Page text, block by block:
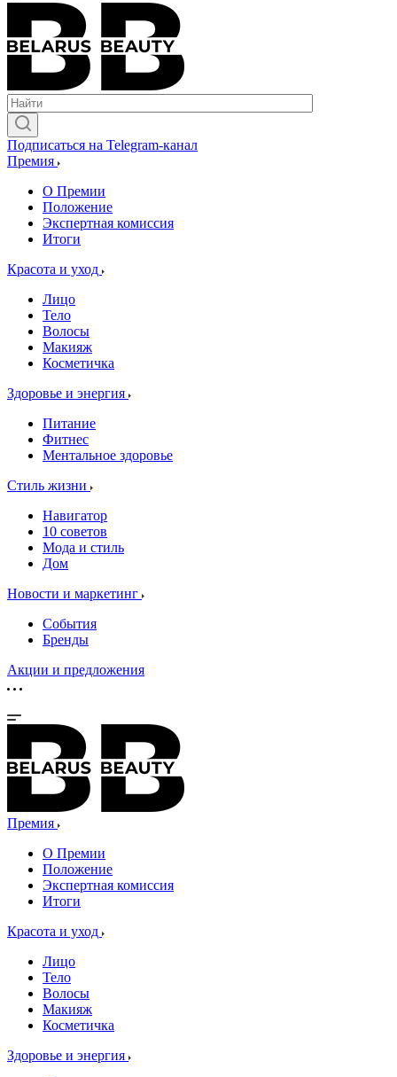
Подписаться на Telegram-канал
Премия
О Премии
Положение
Экспертная комиссия
Итоги
Красота и уход
Лицо
Тело
Волосы
Макияж
Косметичка
Здоровье и энергия
Питание
Фитнес
Ментальное здоровье
Стиль жизни
Навигатор
10 советов
Мода и стиль
Дом
Новости и маркетинг
События
Бренды
Акции и предложения
Премия
О Премии
Положение
Экспертная комиссия
Итоги
Красота и уход
Лицо
Тело
Волосы
Макияж
Косметичка
Здоровье и энергия